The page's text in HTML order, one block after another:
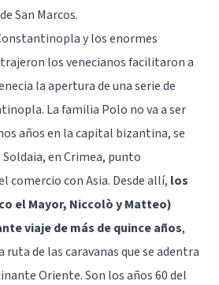
San Marcos.
y los enormes
los venecianos facilitaron a
la apertura de una serie de
La familia Polo no va a ser
años en la capital bizantina, se
en Crimea, punto
con Asia. Desde allí, los
el Mayor, Niccolò y Matteo)
viaje de más de quince años,
ruta de las caravanas que se adentra
Oriente. Son los años 60 del